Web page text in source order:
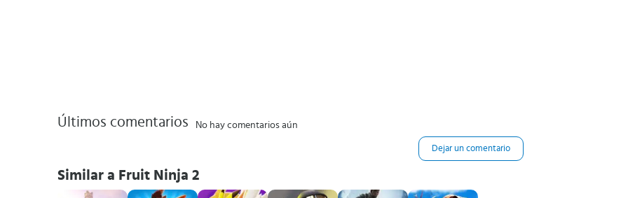
Últimos comentarios No hay comentarios aún
Dejar un comentario
Similar a Fruit Ninja 2